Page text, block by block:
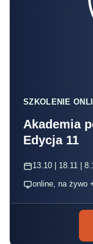
SZKOLENIE
Akademia
Edycja 11
13.10 | 18.11 |
online, na żywo